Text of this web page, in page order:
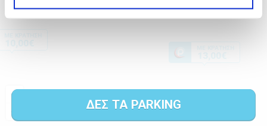
ΔΕΣ ΤΑ PARKING